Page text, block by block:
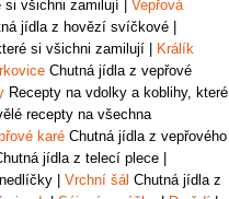
si všichni zamilují
Vepřová
jídla z hovězí svíčkové
si všichni zamilují
Králík
Chutná jídla z vepřové
Recepty na vdolky a koblihy, které
recepty na všechna
karé Chutná jídla z vepřového
jídla z telecí plece
Vrchní šál Chutná jídla z